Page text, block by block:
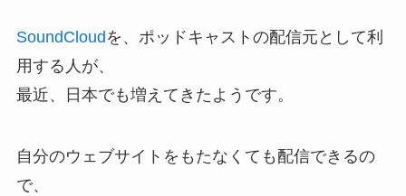
SoundCloud を、ポッドキャストの配信元として利
用する人が、
最近、日本でも増えてきたようです。
自分のウェブサイトをもたなくても配信できるの
で、